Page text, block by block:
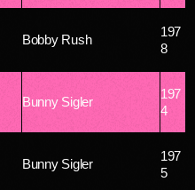
Bobby Rush
197
8
Bunny Sigler
197
4
Bunny Sigler
197
5